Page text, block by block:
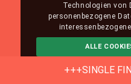
+++SINGLE
Technologien von
personenbezogene
ALLE
ABLEHNEN